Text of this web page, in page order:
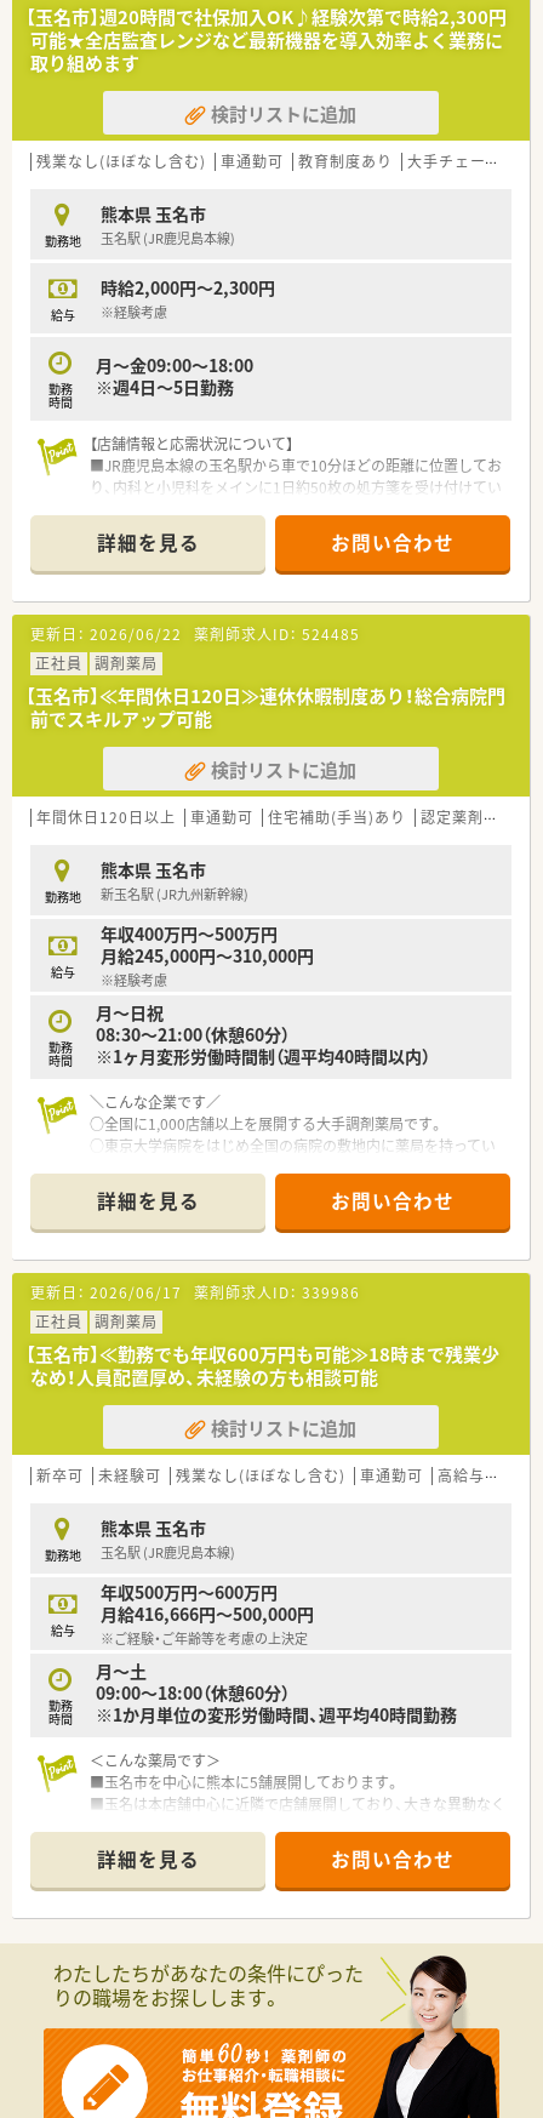
■精神科医療に興味があり、患者様に寄り添った丁寧な服薬指導
やコミュニケーションを大切にできる方を求めております。
■チーム医療を重視しているため、医師や看護師など他職種と連
携しながら、柔軟に業務を遂行できる協調性のある方が理想で
す。
【法人特徴について】
■「生命だけは平等だ」という理念を掲げ、福岡県南部から熊本
す。
■精神科病院や老健施設など複数の施設を展開しており、救急医
療から専門治療まで幅広く対応する地域医療支援病院です。
剤師の資格取得支援など職員の継続的な学びを支援していま
す。
【求人情報について】
■パートタイマーとしての募集であり、時給は2,500円という高
水準の設定となっているため、効率よく収入を得られます。
り、ライフスタイルに合わせた安定した働き方が選択できます。
■病院実務の経験が豊富な方については、将来的に年収600万円
相当の提示を受ける可能性もあり、キャリアも評価されます。
【玉名市】週20時間で社保加入OK♪経験次第で時給2,300円
可能★全店監査レンジなど最新機器を導入効率よく業務に
取り組めます
検討リストに追加
残業なし(ほぼなし含む) 車通勤可 教育制度あり 大手チェーン
勤務地
熊本県 玉名市
玉名駅 (JR鹿児島本線)
給与
時給2,000円～2,300円
※経験考慮
勤務
時間
月～金09:00～18:00
※週4日～5日勤務
【店舗情報と応需状況について】
■JR鹿児島本線の玉名駅から車で10分ほどの距離に位置してお
り、内科と小児科をメインに1日約50枚の処方箋を受け付けてい
■現在は常勤薬剤師1名と事務員2名の体制で運営されており、
地域に密着した丁寧な服薬指導や在宅業務にも積極的に取り組
んでいます。
■最新の監査システムや薬歴共有システムを完備しており、少人
数の体制でも安全かつ効率的に業務を進められる環境が整って
います。
【募集背景と求める人物像について】
■熊本エリアの店舗拡大に伴い薬剤師が不足しているため、即戦
力として現場を支えていただける方を急募にて幅広く募集して
います。
■最新の調剤機器やITシステムが充実しているため、新しい設備
に対して柔軟に適応し、効率的な業務遂行を目指せる方を求めて
います。
■患者様とのコミュニケーションを大切にしながら、地域の健康
たします。
【法人特徴について】
■福岡県を中心にドラッグストアと調剤薬局を100店舗以上展
開しており、創業40年の歴史を持つ地域に根差した大手チェー
ン店です。
■健康経営優良法人ホワイト500に5年連続で認定されており、
社員の健康増進やワークライフバランスの向上に全社で取り組
んでいます。
■ドラッグ部門と調剤部門の分業が徹底されており、薬剤師はレ
ジ打ちや品出し業務を行わず調剤などの専門業務に専念できる
【こんな方が活躍中】
■子育てと仕事を両立させたい主婦薬剤師の方が多く活躍して
おり、互いにフォローし合える体制があるため急なお休みにも理
■最新機器を活用して効率的に働きたい20代から40代の若手・
中堅層が中心となって、活気ある店舗運営を行っているのが特徴
です。
の知識を深めて患者様の幅広い相談に乗りたい方が意欲的に働
いています。
詳細を見る お問い合わせ
更新日： 2026/06/22 薬剤師求人ID： 524485
正社員
調剤薬局
【玉名市】≪年間休日120日≫連休休暇制度あり！総合病院門
前でスキルアップ可能
検討リストに追加
年間休日120日以上 車通勤可 住宅補助(手当)あり 認定薬剤師取得支援あり
勤務地
熊本県 玉名市
新玉名駅 (JR九州新幹線)
給与
年収400万円～500万円
月給245,000円～310,000円
※経験考慮
勤務
時間
月～日祝
08:30～21:00（休憩60分）
※1ヶ月変形労働時間制（週平均40時間以内）
＼こんな企業です／
○全国に1,000店舗以上を展開する大手調剤薬局です。
○東京大学病院をはじめ全国の病院の敷地内に薬局を持ってい
病診薬連携を強化することで、地域にお住いの患者様に高度な医
療の提供を実現しています。
○全店「同一の機械・システム」を採用しており、且つ処方箋の応
需内容が多岐にわたる（敷地内・病院門前・医療モール・CL門前）
ので、スキルUPしたい方にはお勧めもです。
○長期就業＆自己研讃を続ける事で給与があがる仕組みになっ
ており、将来的に高年収も狙う事が出来ます。
○インターネットを使って処方薬の飲み方を遠隔指導する「オン
ライン服薬指導」、今後も病院の「敷地内薬局」の推進、女性客の
取り込みを狙う店舗でデザインの一新。
M&Aによる店舗拡大と業界のリーディングカンパニーとして成
長を続けています。
○どの店舗も、最新システムが整っています！
〇「社員第一主義」を掲げている同社では、福利厚生面が手厚く
年間休日120日以上、「連続休暇制度（年に1回、最大9連休を取得
できる制度）」等
プライベートも充実出来る様にワークライフバランスを後押し
してくれる制度が充実しています。
〇社員割引制度、財形貯蓄制度、スポーツジム優待等が受けられ
る他、提携の保養施設は全国に40ヵ所あります。
〇産休・育休・時短勤務者2,097人以上等、どれも業界トップクラ
スの実績!
産休、育休取得はもちろんのこと、育児短時間勤務制度を実施
す。
法律では3歳までですが、同社では小学校就学時までの期間利用
可能♪
詳細を見る お問い合わせ
更新日： 2026/06/17 薬剤師求人ID： 339986
正社員
調剤薬局
【玉名市】≪勤務でも年収600万円も可能≫18時まで残業少
なめ！人員配置厚め、未経験の方も相談可能
検討リストに追加
新卒可 未経験可 残業なし(ほぼなし含む) 車通勤可 高給与(600万円以上)
勤務地
熊本県 玉名市
玉名駅 (JR鹿児島本線)
給与
年収500万円～600万円
月給416,666円～500,000円
※ご経験・ご年齢等を考慮の上決定
勤務
時間
月～土
09:00～18:00（休憩60分）
※1か月単位の変形労働時間、週平均40時間勤務
＜こんな薬局です＞
■玉名市を中心に熊本に5舗展開しております。
■玉名は本店舗中心に近隣で店舗展開しており、大きな異動なく
■外来対応はもちろん、在宅、OTC、漢方など様々な分野を学ぶ
ことができます。
<こんな店舗です>
■調剤併設型の店舗でOTCの取扱い、化粧品の販売も行っている
地域のドラッグストアです。
■調剤室には錠剤全自動分包機など機材が充実しております。
■在宅は近隣の施設をメインに行っており、社長が主に対応され
ております。
詳細を見る お問い合わせ
わたしたちがあなたの条件にぴった
りの職場をお探しします。